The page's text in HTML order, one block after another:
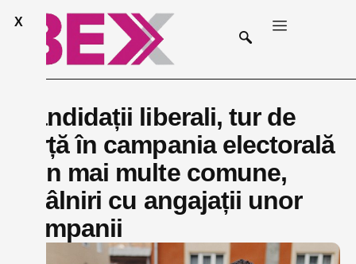
X
Candidații liberali, tur de
forță în campania electorală
prin mai multe comune,
întâlniri cu angajații unor
companii